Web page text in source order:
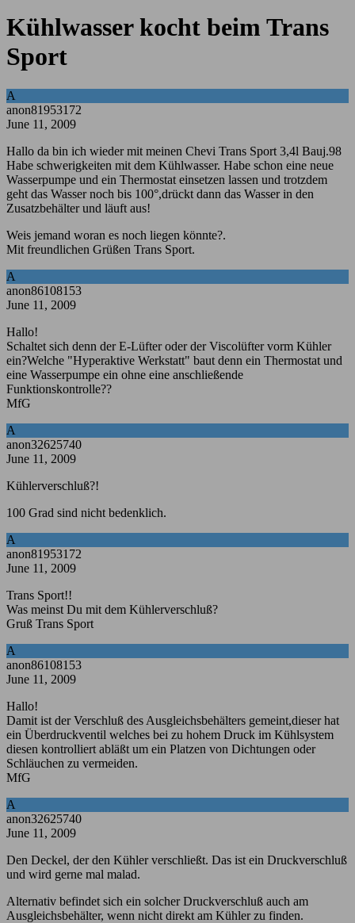
Kühlwasser kocht beim Trans
Sport
A
anon81953172
June 11, 2009
Hallo da bin ich wieder mit meinen Chevi Trans Sport 3,4l Bauj.98
Habe schwerigkeiten mit dem Kühlwasser. Habe schon eine neue
Wasserpumpe und ein Thermostat einsetzen lassen und trotzdem
geht das Wasser noch bis 100°,drückt dann das Wasser in den
Zusatzbehälter und läuft aus!
Weis jemand woran es noch liegen könnte?.
Mit freundlichen Grüßen Trans Sport.
A
anon86108153
June 11, 2009
Hallo!
Schaltet sich denn der E-Lüfter oder der Viscolüfter vorm Kühler
ein?Welche "Hyperaktive Werkstatt" baut denn ein Thermostat und
eine Wasserpumpe ein ohne eine anschließende
Funktionskontrolle??
MfG
A
anon32625740
June 11, 2009
Kühlerverschluß?!
100 Grad sind nicht bedenklich.
A
anon81953172
June 11, 2009
Trans Sport!!
Was meinst Du mit dem Kühlerverschluß?
Gruß Trans Sport
A
anon86108153
June 11, 2009
Hallo!
Damit ist der Verschluß des Ausgleichsbehälters gemeint,dieser hat
ein Überdruckventil welches bei zu hohem Druck im Kühlsystem
diesen kontrolliert abläßt um ein Platzen von Dichtungen oder
Schläuchen zu vermeiden.
MfG
A
anon32625740
June 11, 2009
Den Deckel, der den Kühler verschließt. Das ist ein Druckverschluß
und wird gerne mal malad.
Alternativ befindet sich ein solcher Druckverschluß auch am
Ausgleichsbehälter, wenn nicht direkt am Kühler zu finden.